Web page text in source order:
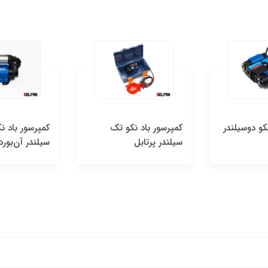
دوسیلندر
کمپرسور باد نکو تک
سیلندر پرتابل
کمپرسور باد
سیلندر